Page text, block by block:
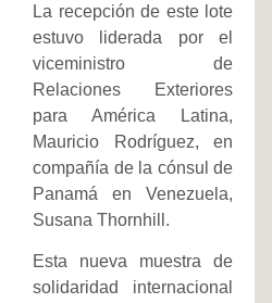
La recepción de este lote
estuvo liderada por el
viceministro de
Relaciones Exteriores
para América Latina,
Mauricio Rodríguez, en
compañía de la cónsul de
Panamá en Venezuela,
Susana Thornhill.
Esta nueva muestra de
solidaridad internacional